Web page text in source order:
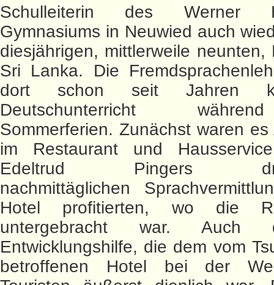
Schulleiterin des Werner
Gymnasiums in Neuwied auch
diesjährigen, mittlerweile neunten,
Sri Lanka. Die
dort schon seit Jahren
Deutschunterricht
Sommerferien. Zunächst waren es
im Restaurant und
Edeltrud Pingers
nachmittäglichen
Hotel profitierten, wo die
untergebracht war. Auch
Entwicklungshilfe, die dem vom
betroffenen Hotel bei der